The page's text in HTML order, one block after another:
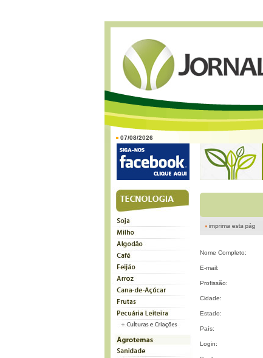
07/08/2026
Nome Completo:
E-mail:
Profissão:
Cidade:
Estado:
País:
Login: